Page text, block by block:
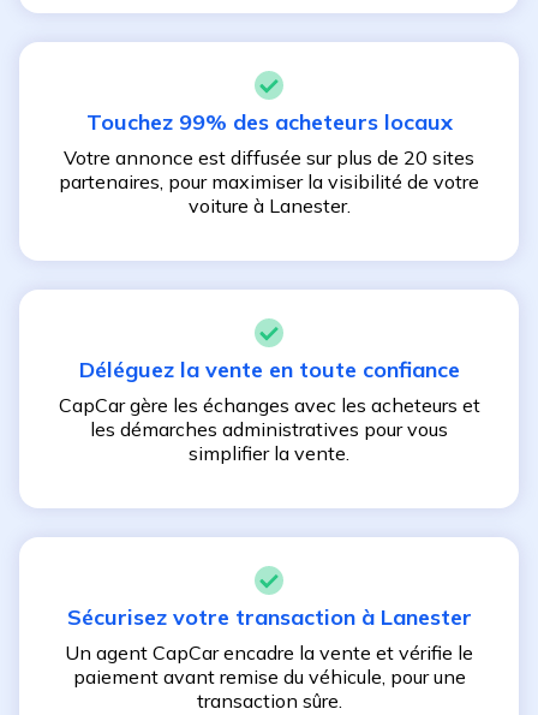
Touchez 99% des acheteurs locaux
Votre annonce est diffusée sur plus de 20 sites
partenaires, pour maximiser la visibilité de votre
voiture à Lanester.
Déléguez la vente en toute confiance
CapCar gère les échanges avec les acheteurs et
les démarches administratives pour vous
simplifier la vente.
Sécurisez votre transaction à Lanester
Un agent CapCar encadre la vente et vérifie le
paiement avant remise du véhicule, pour une
transaction sûre.